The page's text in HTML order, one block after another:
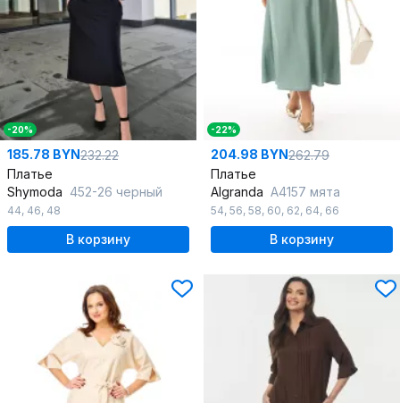
-20%
185.78 BYN232.22
Платье
Shymoda 452-26 черный
44, 46, 48
В корзину
-22%
204.98 BYN262.79
Платье
Algranda А4157 мята
54, 56, 58, 60, 62, 64, 66
В корзину